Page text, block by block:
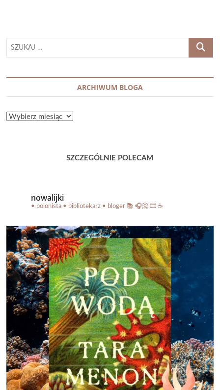
SZUKAJ
ARCHIWUM BLOGA
ARCHIWUM
SZCZEGÓLNIE POLECAM
nowalijki
• polonista • bibliotekarz • bloger 📚 🎧📀 🎞️ ☕️